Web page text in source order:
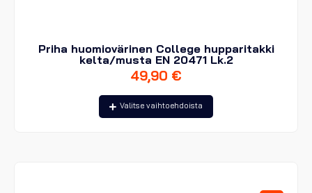
Priha huomiovärinen College hupparitakki
kelta/musta EN 20471 Lk.2
49,90 €
Valitse vaihtoehdoista
Tällä
tuotteella